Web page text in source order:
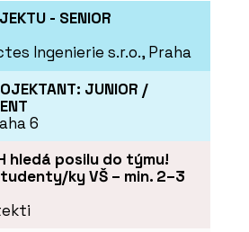
- SENIOR
Ingenierie s.r.o., Praha
JUNIOR /
6
hledá posilu do týmu!
ky VŠ – min. 2–3